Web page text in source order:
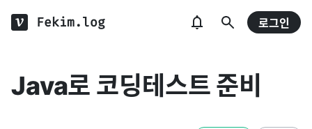
Fekim.log 로그인
Java로 코딩테스트 준비